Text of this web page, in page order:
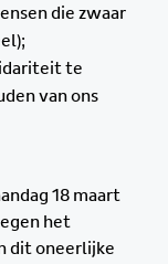
die zwaar
te
van ons
18 maart
het
dit oneerlijke